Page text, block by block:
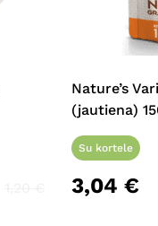
Nature’s
(jautiena)
Su kortele
3,04 €